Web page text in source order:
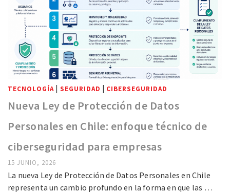
TECNOLOGÍA | SEGURIDAD | CIBERSEGURIDAD
Nueva Ley de Protección de Datos
Personales en Chile: enfoque técnico de
ciberseguridad para empresas
15 JUNIO, 2026
La nueva Ley de Protección de Datos Personales en Chile
representa un cambio profundo en la forma en que las …